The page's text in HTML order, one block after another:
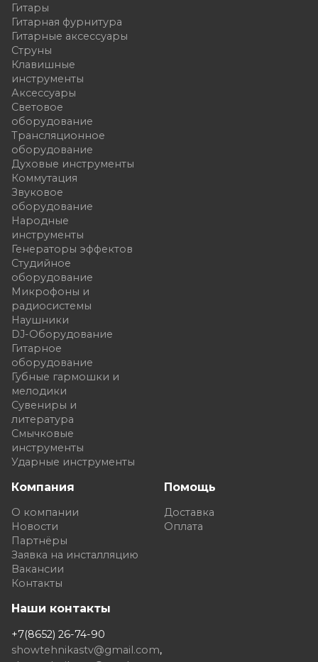
Гитары
Гитарная фурнитура
Гитарные аксессуары
Струны
Клавишные
инструменты
Аксессуары
Световое
оборудование
Трансляционное
оборудование
Духовые инструменты
Коммутация
Звуковое
оборудование
Народные
инструменты
Генераторы эффектов
Студийное
оборудование
Микрофоны и
радиосистемы
Наушники
DJ-Оборудование
Гитарное
оборудование
Губные гармошки и
мелодики
Сувениры и
литература
Смычковые
инструменты
Ударные инструменты
Компания
О компании
Новости
Партнёры
Заявка на инсталляцию
Вакансии
Контакты
Помощь
Доставка
Оплата
Наши контакты
+7(8652) 26-74-90
showtehnikastv@gmail.com,